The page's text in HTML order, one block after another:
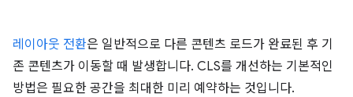
레이아웃 전환은 일반적으로 다른 콘텐츠 로드가 완료된 후 기
존 콘텐츠가 이동할 때 발생합니다. CLS를 개선하는 기본적인
방법은 필요한 공간을 최대한 미리 예약하는 것입니다.